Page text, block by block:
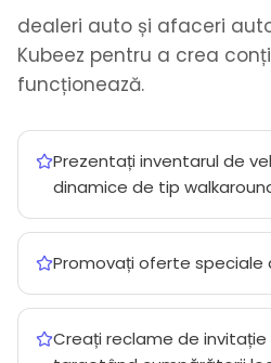
dealeri auto și afaceri
Kubeez pentru a crea
funcționează.
Prezentați inventarul de
dinamice de tip
Promovați oferte speciale
Creați reclame de